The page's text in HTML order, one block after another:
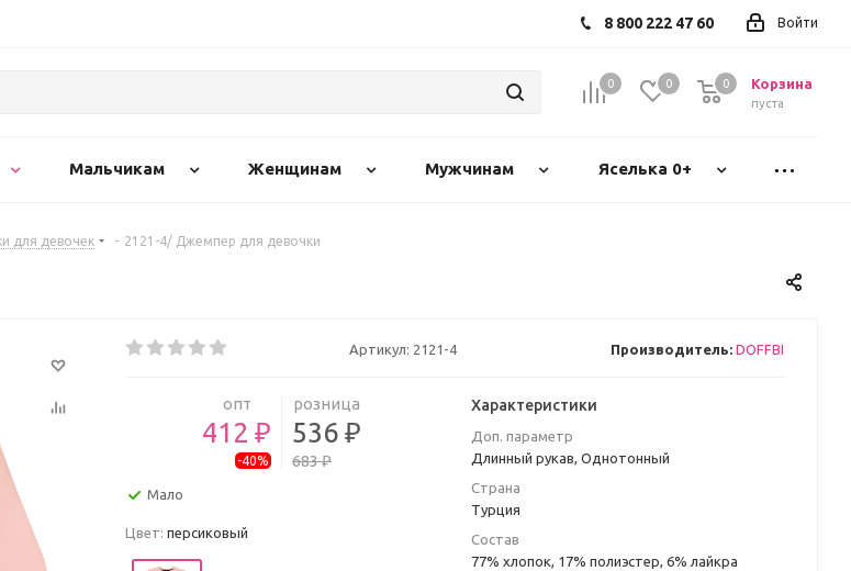
Войти
8 800 222 47 60
0 0 Корзина
пуста
0
Мальчикам Женщинам Мужчинам Яселька 0+
для девочек - 2121-4/ Джемпер для девочки
Артикул: 2121-4 Производитель: DOFFBI
опт
412 ₽
-40%
розница
536 ₽
683 ₽
Мало
Цвет: персиковый
Характеристики
Доп. параметр
Длинный рукав, Однотонный
Страна
Турция
Состав
77% хлопок, 17% полиэстер, 6% лайкра